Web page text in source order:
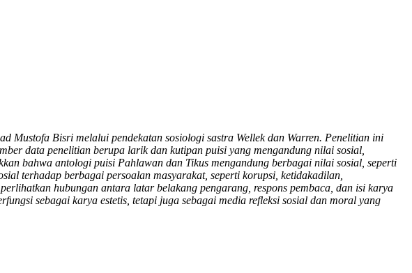
Mustofa Bisri melalui pendekatan sosiologi sastra Wellek dan Warren. Penelitian ini
data penelitian berupa larik dan kutipan puisi yang mengandung nilai sosial,
bahwa antologi puisi Pahlawan dan Tikus mengandung berbagai nilai sosial, seperti
terhadap berbagai persoalan masyarakat, seperti korupsi, ketidakadilan,
hubungan antara latar belakang pengarang, respons pembaca, dan isi karya
sebagai karya estetis, tetapi juga sebagai media refleksi sosial dan moral yang